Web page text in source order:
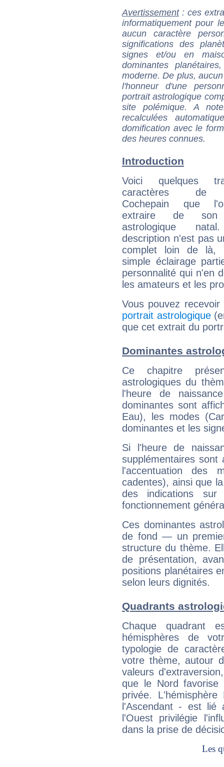
Avertissement: ces
informatiquement pour
aucun caractère
significations des
signes et/ou en
dominantes
moderne. De plus,
l'honneur d'une
portrait astrologique
site polémique. A
recalculées
domification avec le
des heures connues.
Introduction
Voici quelques
caractères de
Cochepain que
extraire de son
astrologique
description n'est pas
complet loin de là,
simple éclairage
personnalité qui n'en
les amateurs et les
Vous pouvez
portrait astrologique
que cet extrait du
Dominantes
Ce chapitre
astrologiques du
l'heure de
dominantes sont
Eau), les modes
dominantes et les
Si l'heure de
supplémentaires sont
l'accentuation des
cadentes), ainsi que
des indications sur
fonctionnement
Ces dominantes
de fond — un
structure du thème.
de présentation,
positions planétaires
selon leurs dignités.
Quadrants
Chaque quadrant
hémisphères de
typologie de
votre thème, autour
valeurs
que le Nord favorise
privée.
l'Ascendant - est
l'Ouest privilégie
dans la prise de